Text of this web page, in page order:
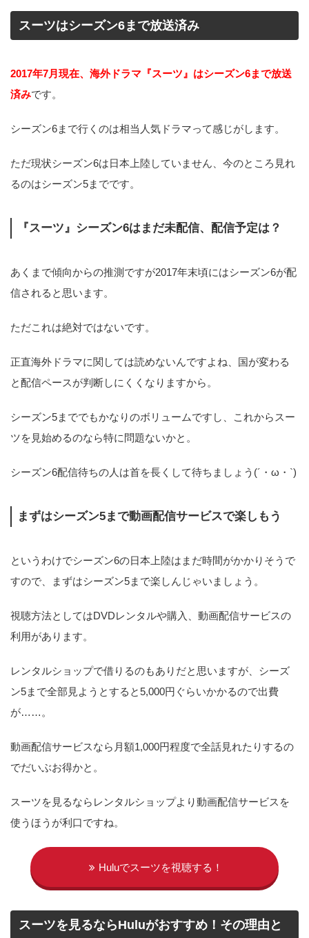
スーツはシーズン6まで放送済み
2017年7月現在、海外ドラマ『スーツ』はシーズン6まで放送
済みです。
シーズン6まで行くのは相当人気ドラマって感じがします。
ただ現状シーズン6は日本上陸していません、今のところ見れ
るのはシーズン5までです。
『スーツ』シーズン6はまだ未配信、配信予定は？
あくまで傾向からの推測ですが2017年末頃にはシーズン6が配
信されると思います。
ただこれは絶対ではないです。
正直海外ドラマに関しては読めないんですよね、国が変わる
と配信ペースが判断しにくくなりますから。
シーズン5まででもかなりのボリュームですし、これからスー
ツを見始めるのなら特に問題ないかと。
シーズン6配信待ちの人は首を長くして待ちましょう(´・ω・`)
まずはシーズン5まで動画配信サービスで楽しもう
というわけでシーズン6の日本上陸はまだ時間がかかりそうで
すので、まずはシーズン5まで楽しんじゃいましょう。
視聴方法としてはDVDレンタルや購入、動画配信サービスの
利用があります。
レンタルショップで借りるのもありだと思いますが、シーズ
ン5まで全部見ようとすると5,000円ぐらいかかるので出費
が……。
動画配信サービスなら月額1,000円程度で全話見れたりするの
でだいぶお得かと。
スーツを見るならレンタルショップより動画配信サービスを
使うほうが利口ですね。
Huluでスーツを視聴する！
スーツを見るならHuluがおすすめ！その理由と